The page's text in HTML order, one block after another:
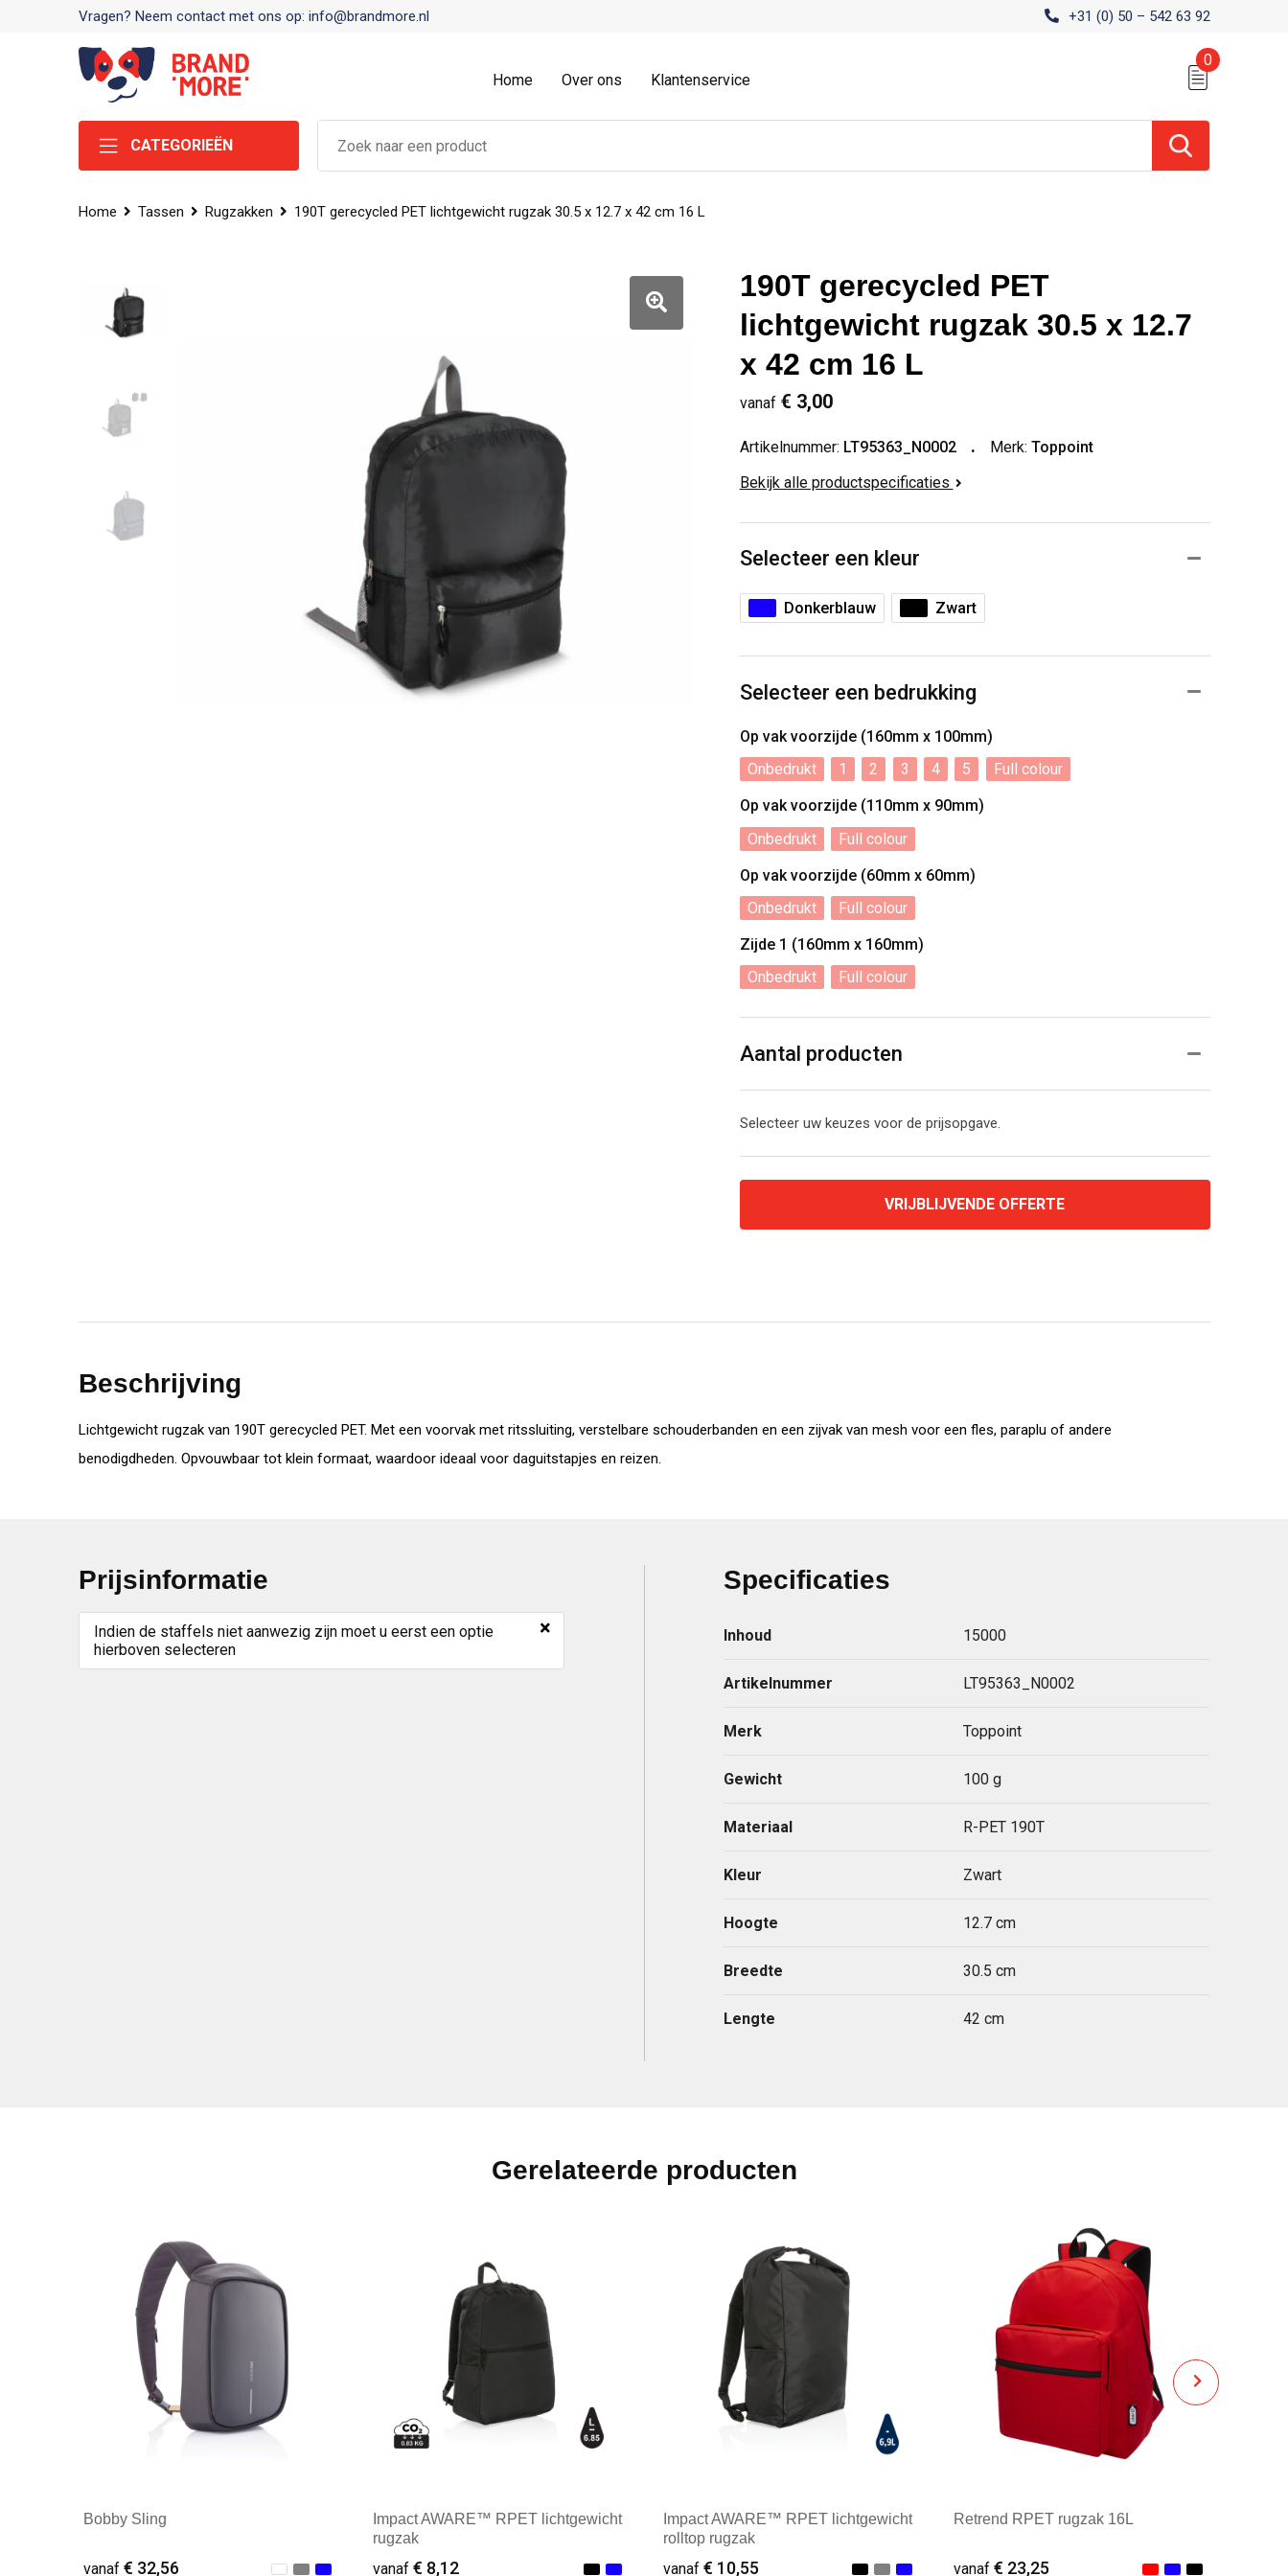
Vragen? Neem contact met ons op: info@brandmore.nl +31 (0) 50 – 542 63 92
Home Over ons Klantenservice
0
CATEGORIEËN
Home Tassen Rugzakken 190T gerecycled PET lichtgewicht rugzak 30.5 x 12.7 x 42 cm 16 L
190T gerecycled PET
lichtgewicht rugzak 30.5 x 12.7
x 42 cm 16 L
vanaf € 3,00
Artikelnummer: LT95363_N0002 Merk: Toppoint
Bekijk alle productspecificaties
Selecteer een kleur
Donkerblauw Zwart
Selecteer een bedrukking
Op vak voorzijde (160mm x 100mm)
Onbedrukt
1 2 3 4 5
Full colour
Op vak voorzijde (110mm x 90mm)
Onbedrukt
Full colour
Op vak voorzijde (60mm x 60mm)
Onbedrukt
Full colour
Zijde 1 (160mm x 160mm)
Onbedrukt
Full colour
Aantal producten
Selecteer uw keuzes voor de prijsopgave.
VRIJBLIJVENDE OFFERTE
Beschrijving
Lichtgewicht rugzak van 190T gerecycled PET. Met een voorvak met ritssluiting, verstelbare schouderbanden en een zijvak van mesh voor een fles, paraplu of andere
benodigdheden. Opvouwbaar tot klein formaat, waardoor ideaal voor daguitstapjes en reizen.
Prijsinformatie
Indien de staffels niet aanwezig zijn moet u eerst een optie
hierboven selecteren
×
Specificaties
Inhoud 15000
Artikelnummer LT95363_N0002
Merk Toppoint
Gewicht 100 g
Materiaal R-PET 190T
Kleur Zwart
Hoogte 12.7 cm
Breedte 30.5 cm
Lengte 42 cm
Gerelateerde producten
Bobby Sling
vanaf € 32,56
Impact AWARE™ RPET lichtgewicht
rugzak
vanaf€ 8,12
Impact AWARE™ RPET lichtgewicht
rolltop rugzak
vanaf € 10,55
Retrend RPET rugzak 16L
vanaf € 23,25